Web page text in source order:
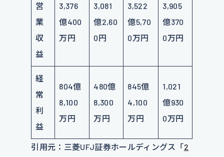
営
業
収
益
3,376
億400
万円
3,081
億2,60
0円
3,522
億5,70
0万円
3,905
億370
0万円
経
常
利
益
804億
8,100
万円
480億
8,300
万円
845億
4,100
万円
1,021
億930
0万円
引用元：三菱UFJ証券ホールディングス「2